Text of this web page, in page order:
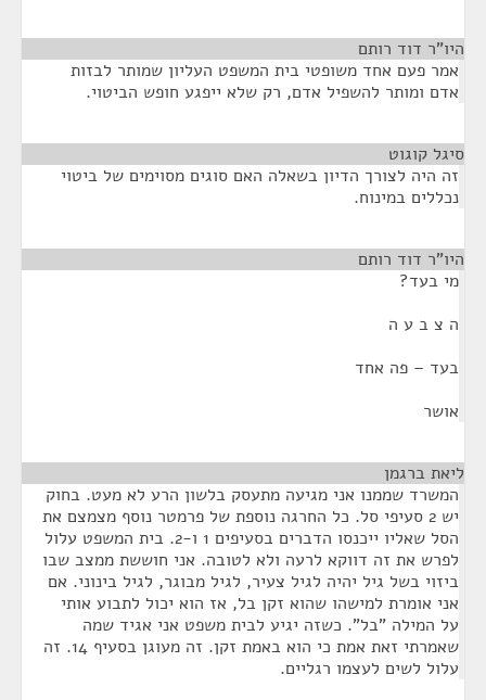
היו"ר דוד רותם
אמר פעם אחד משופטי בית המשפט העליון שמותר לבזות
אדם ומותר להשפיל אדם, רק שלא ייפגע חופש הביטוי.
סיגל קוגוט
זה היה לצורך הדיון בשאלה האם סוגים מסוימים של ביטוי
נכללים במינוח.
היו"ר דוד רותם
מי בעד?
ה צ ב ע ה
בעד – פה אחד
אושר
ליאת ברגמן
המשרד שממנו אני מגיעה מתעסק בלשון הרע לא מעט. בחוק
יש 2 סעיפי סל. כל החרגה נוספת של פרמטר נוסף מצמצם את
הסל שאליו ייכנסו הדברים בסעיפים 1 ו-2. בית המשפט עלול
לפרש את זה דווקא לרעה ולא לטובה. אני חוששת ממצב שבו
ביזוי בשל גיל יהיה לגיל צעיר, לגיל מבוגר, לגיל בינוני. אם
אני אומרת למישהו שהוא זקן בל, אז הוא יכול לתבוע אותי
על המילה "בל". כשזה יגיע לבית משפט אני אגיד שמה
שאמרתי זאת אמת כי הוא באמת זקן. זה מעוגן בסעיף 14. זה
עלול לשים לעצמו רגליים.